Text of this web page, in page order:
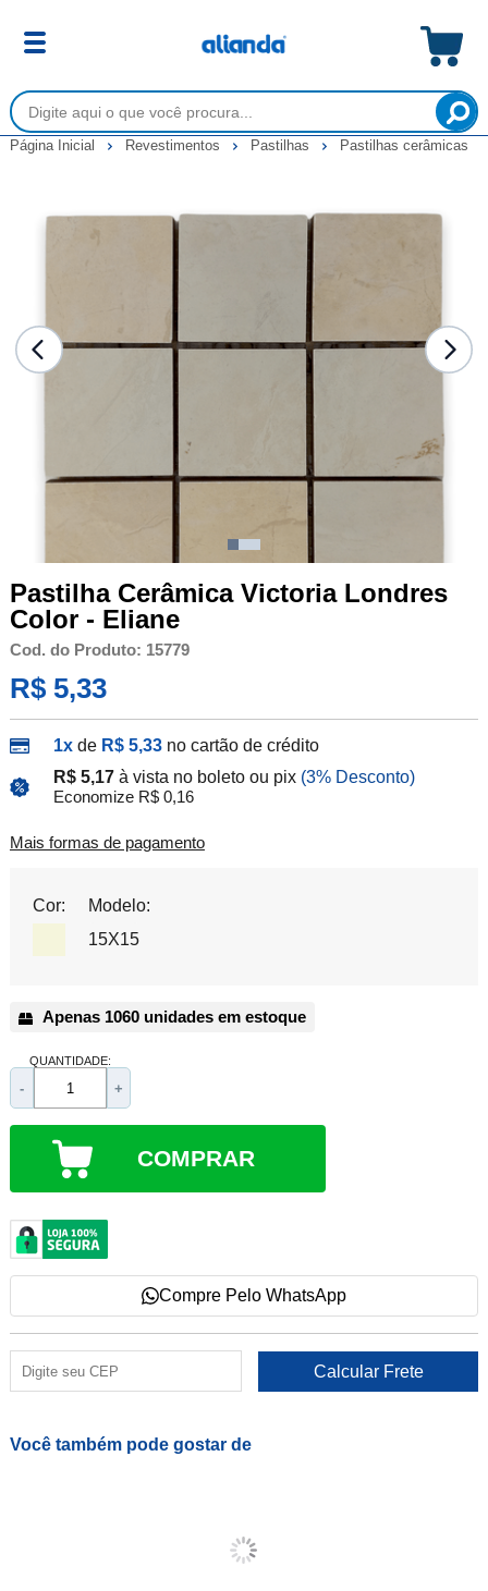
Página Inicial Revestimentos Pastilhas Pastilhas cerâmicas
Pastilha Cerâmica Victoria Londres
Color - Eliane
Cod. do Produto: 15779
R$ 5,33
1xde R$ 5,33 no cartão de crédito
R$ 5,17 à vista no boleto ou pix (3% Desconto)
Economize R$ 0,16
Mais formas de pagamento
Cor:
Modelo:
15X15
Apenas 1060 unidades em estoque
QUANTIDADE:
- +
COMPRAR
Compre Pelo WhatsApp
Você também pode gostar de